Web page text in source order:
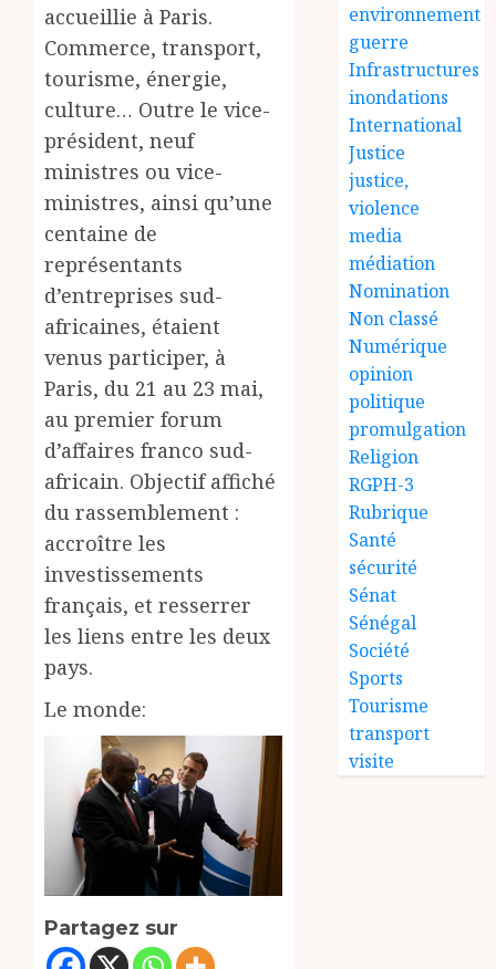
accueillie à Paris.
Commerce, transport,
tourisme, énergie,
culture… Outre le vice-
président, neuf
ministres ou vice-
ministres, ainsi qu’une
centaine de
représentants
d’entreprises sud-
africaines, étaient
venus participer, à
Paris, du 21 au 23 mai,
au premier forum
d’affaires franco sud-
africain. Objectif affiché
du rassemblement :
accroître les
investissements
français, et resserrer
les liens entre les deux
pays.
Le monde:
Partagez sur
environnement
guerre
Infrastructures
inondations
International
Justice
justice,
violence
media
médiation
Nomination
Non classé
Numérique
opinion
politique
promulgation
Religion
RGPH-3
Rubrique
Santé
sécurité
Sénat
Sénégal
Société
Sports
Tourisme
transport
visite